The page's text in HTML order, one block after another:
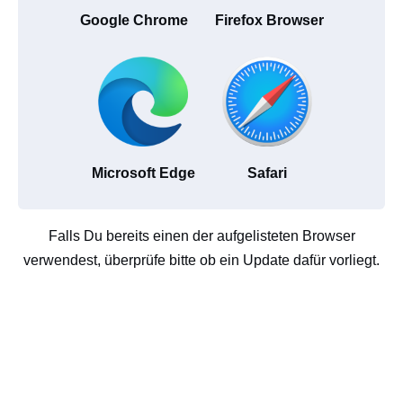
Google Chrome Firefox Browser
Microsoft Edge Safari
Falls Du bereits einen der aufgelisteten Browser
verwendest, überprüfe bitte ob ein Update dafür vorliegt.